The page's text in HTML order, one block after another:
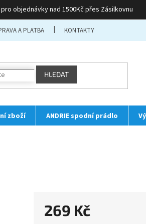
pro objednávky nad 1500Kč přes Zásilkovnu
A PLATBA KONTAKTY
HLEDAT
zboží ANDRIE spodní prádlo
269 Kč